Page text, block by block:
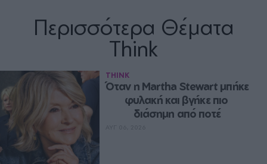
Περισσότερα Θέματα
Think
THINK
Όταν η Martha Stewart μπήκε
φυλακή και βγήκε πιο
διάσημη από ποτέ